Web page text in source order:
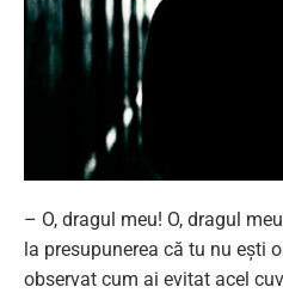
– O, dragul meu! O, dragul
la presupunerea că tu nu ești
observat cum ai evitat acel